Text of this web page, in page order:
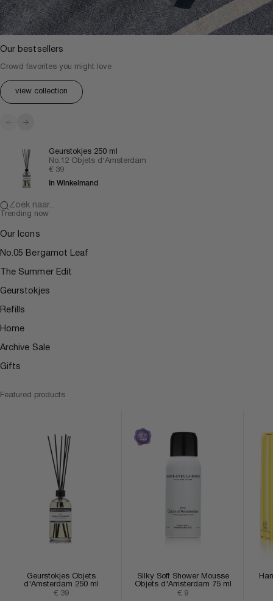
Our bestsellers
Crowd favorites you might love
view collection
Volgende
Geurstokjes 250 ml
No.12 Objets d'Amsterdam
Aanbiedingsprijs
€ 39
In Winkelmand
Zoek naar...
Trending now
Our Icons
No.05 Bergamot Leaf
The Summer Edit
Geurstokjes
Refills
Home
Archive Sale
Gifts
Featured products
Geurstokjes Objets
d'Amsterdam 250 ml
Aanbiedingsprijs
€ 39
Silky Soft Shower Mousse
Objets d'Amsterdam 75 ml
Aanbiedingsprijs
€ 9